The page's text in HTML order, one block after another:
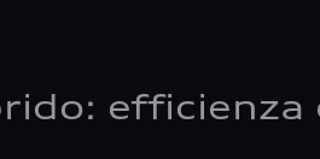
efficienza